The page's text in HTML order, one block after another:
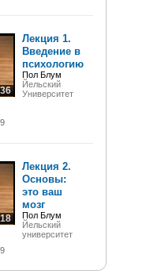
Лекция 1.
Введение в
психологию
Пол Блум
Йельский
Университет
Лекция 2.
Основы:
это ваш
мозг
Пол Блум
Йельский
университет